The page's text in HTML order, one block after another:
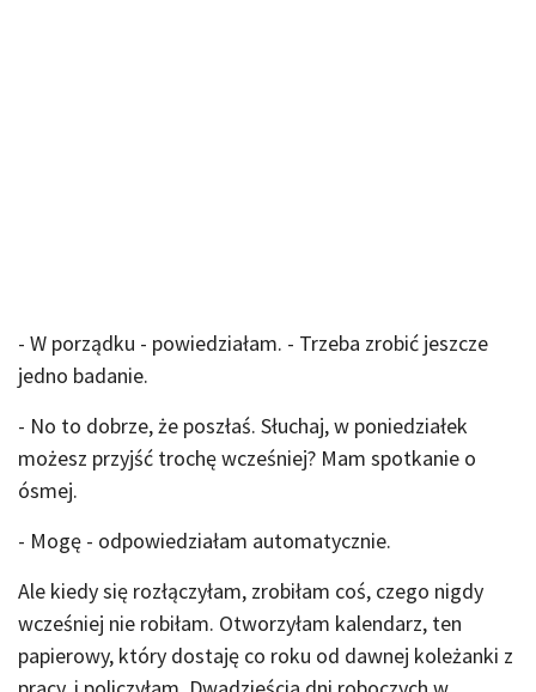
- W porządku - powiedziałam. - Trzeba zrobić jeszcze
jedno badanie.
- No to dobrze, że poszłaś. Słuchaj, w poniedziałek
możesz przyjść trochę wcześniej? Mam spotkanie o
ósmej.
- Mogę - odpowiedziałam automatycznie.
Ale kiedy się rozłączyłam, zrobiłam coś, czego nigdy
wcześniej nie robiłam. Otworzyłam kalendarz, ten
papierowy, który dostaję co roku od dawnej koleżanki z